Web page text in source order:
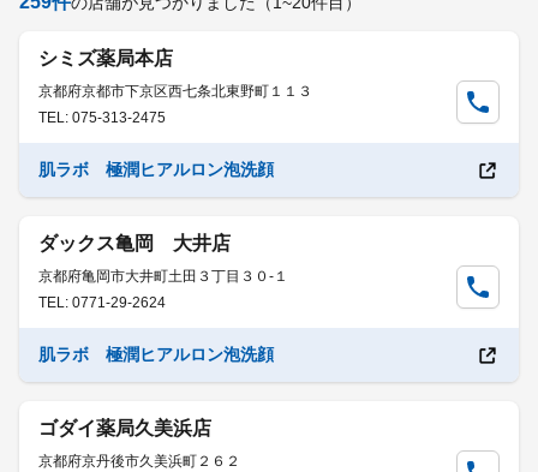
シミズ薬局本店
京都府京都市下京区西七条北東野町１１３
TEL: 075-313-2475
肌ラボ 極潤ヒアルロン泡洗顔
ダックス亀岡 大井店
京都府亀岡市大井町土田３丁目３０-１
TEL: 0771-29-2624
肌ラボ 極潤ヒアルロン泡洗顔
ゴダイ薬局久美浜店
京都府京丹後市久美浜町２６２